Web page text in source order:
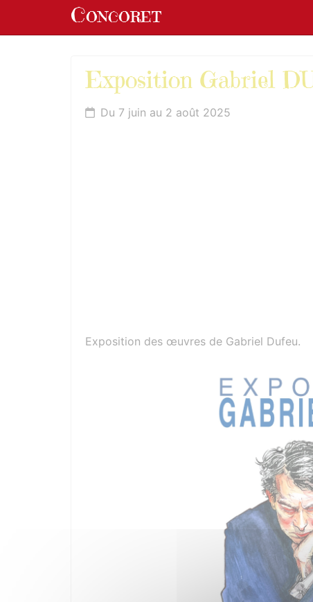
Concoret
Exposition Gabriel
Du 7 juin au 2 août 2025
Exposition des œuvres de Gabriel Dufeu.
Panneau de gestion des cookies